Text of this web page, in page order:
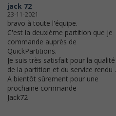
jack 72
23-11-2021
bravo à toute l'équipe.
C'est la deuxième partition que je
commande auprès de
QuickPartitions.
Je suis très satisfait pour la qualité
de la partition et du service rendu .
A bientôt sûrement pour une
prochaine commande
Jack72